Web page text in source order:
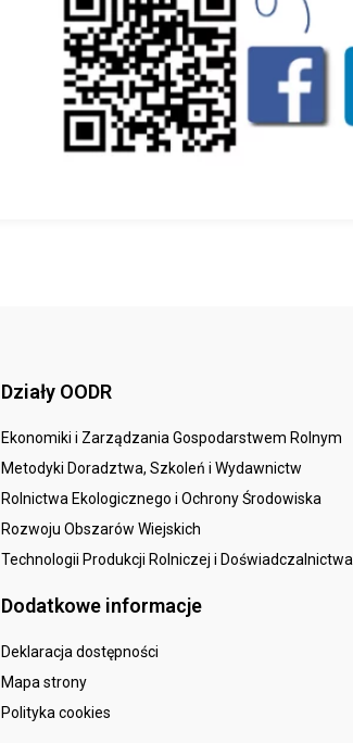
Działy OODR
Ekonomiki i Zarządzania Gospodarstwem Rolnym
Metodyki Doradztwa, Szkoleń i Wydawnictw
Rolnictwa Ekologicznego i Ochrony Środowiska
Rozwoju Obszarów Wiejskich
Technologii Produkcji Rolniczej i Doświadczalnictwa
Dodatkowe informacje
Deklaracja dostępności
Mapa strony
Polityka cookies